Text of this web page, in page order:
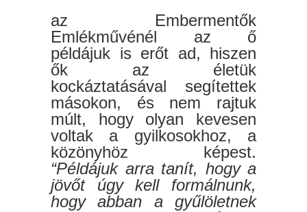
az Embermentők
Emlékművénél az ő
példájuk is erőt ad, hiszen
ők az életük
kockáztatásával segítettek
másokon, és nem rajtuk
múlt, hogy olyan kevesen
voltak a gyilkosokhoz, a
közönyhöz képest.
“Példájuk arra tanít, hogy a
jövőt úgy kell formálnunk,
hogy abban a gyűlöletnek